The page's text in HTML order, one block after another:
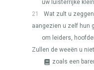
uw luisterrijke
21
Wat zult u
aangezien u zelf hun
om leiders,
Zullen de weeën u
zoals een